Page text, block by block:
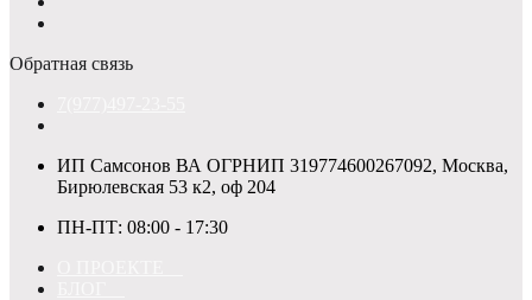
Обратная связь
ИП Самсонов ВА ОГРНИП 319774600267092, Москва,
Бирюлевская 53 к2, оф 204
ПН-ПТ: 08:00 - 17:30